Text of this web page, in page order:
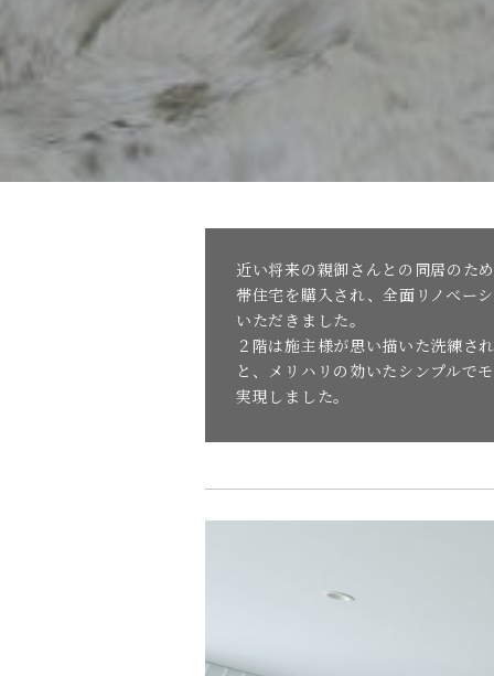
近い将来の親御さんとの同居のた
帯住宅を購入され、全面リノベー
いただきました。
２階は施主様が思い描いた洗練さ
と、メリハリの効いたシンプルで
実現しました。